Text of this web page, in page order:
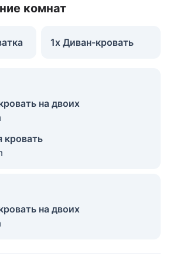
комнат
1x Диван-кровать
на двоих
кровать
на двоих